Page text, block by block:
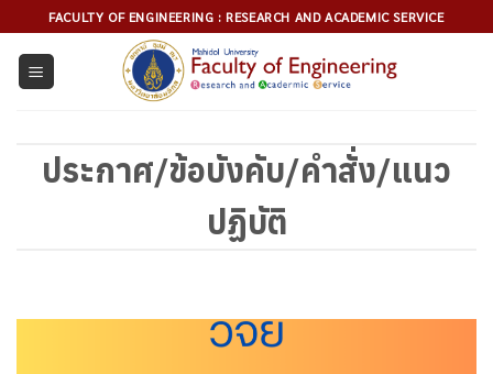
to
content
FACULTY OF ENGINEERING : RESEARCH AND ACADEMIC SERVICE
ประกาศ/ข้อบังคับ/คำสั่ง/แนว
ปฏิบัติ